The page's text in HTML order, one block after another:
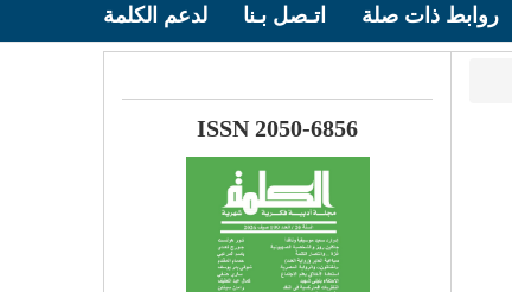
روابط ذات صلة اتـصل بـنا لدعم الكلمة
ISSN 2050-6856